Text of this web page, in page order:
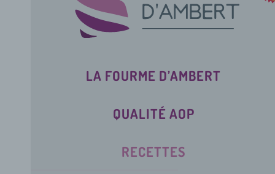
LA FOURME D’AMBERT
QUALITÉ AOP
RECETTES